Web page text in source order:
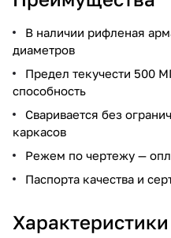
В наличии рифленая
диаметров
Предел текучести 500
способность
Сваривается без
каркасов
Режем по чертежу —
Паспорта качества и